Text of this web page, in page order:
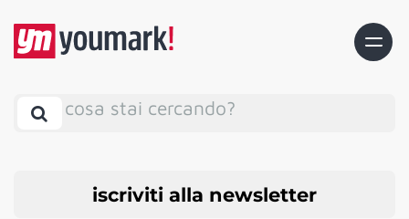
cosa stai cercando?
iscriviti alla newsletter